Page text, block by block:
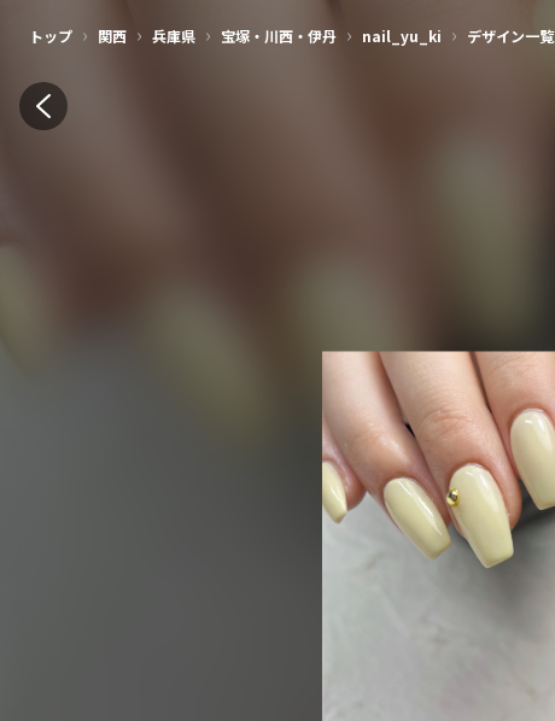
トップ › 関西 › 兵庫県 › 宝塚・川西・伊丹 › nail_yu_ki › デザイン一覧